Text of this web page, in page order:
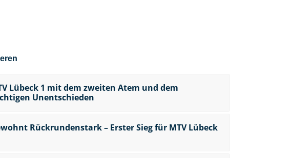
Lübeck 1 mit dem zweiten Atem und dem
Unentschieden
Rückrundenstark – Erster Sieg für MTV Lübeck